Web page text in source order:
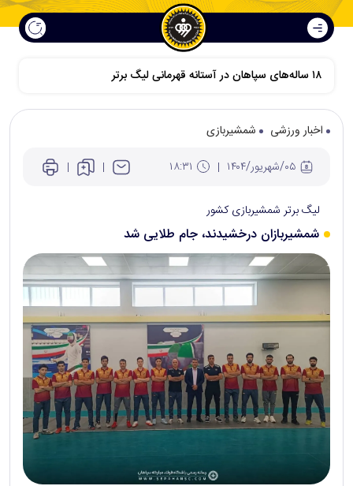
اخبار ورزشی
شمشیربازی
لیگ برتر شمشیربازی کشور
شمشیربازان درخشیدند، جام طلایی شد